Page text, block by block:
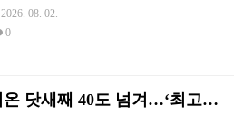
2026. 08. 02.
0
양산 기온 닷새째 40도 넘겨…‘최고기온 42도 가능성도’